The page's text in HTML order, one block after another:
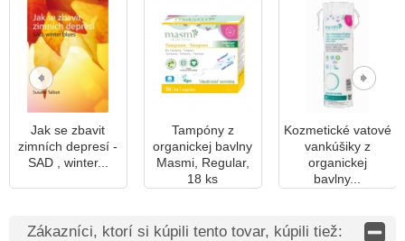
Jak se zbavit
zimních depresí -
SAD , winter...
Tampóny z
organickej bavlny
Masmi, Regular,
18 ks
Kozmetické vatové
vankúšiky z
organickej
bavlny...
Zákazníci, ktorí si kúpili tento tovar, kúpili tiež: